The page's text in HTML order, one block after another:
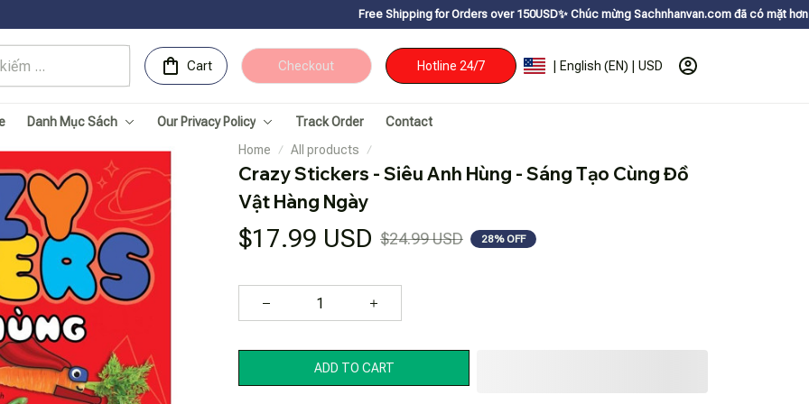
Free Shipping for Orders over 150USDㅤ✨ Chúc mừng Sachnhanvan.com đã có mặt hơn 200 quốc gia như
Cart Checkout Hotline 24/7 | English (EN) | USD
Danh Mục Sách Our Privacy Policy Track Order
Contact
Home
All products
Crazy Stickers - Siêu Anh Hùng - Sáng Tạo Cùng Đồ
Vật Hàng Ngày
$17.99 USD $24.99 USD 28% OFF
ADD TO CART